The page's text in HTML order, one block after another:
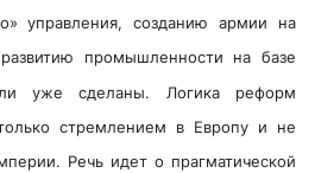
управления, созданию армии на
промышленности на базе
уже сделаны. Логика реформ
стремлением в Европу и не
Речь идет о прагматической